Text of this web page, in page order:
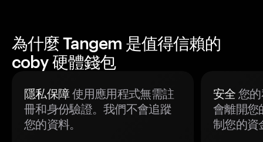
為什麼 Tangem 是值得信賴的
coby 硬體錢包
隱私保障使用應用程式無需註
冊和身份驗證。我們不會追蹤
您的資料。
安全 您
會離開您
制您的資